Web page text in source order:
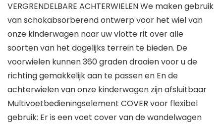
VERGRENDELBARE ACHTERWIELEN We maken gebruik
van schokabsorberend ontwerp voor het wiel van
onze kinderwagen naar uw vlotte rit over alle
soorten van het dagelijks terrein te bieden. De
voorwielen kunnen 360 graden draaien voor u de
richting gemakkelijk aan te passen en En de
achterwielen van onze kinderwagen zijn afsluitbaar
Multivoetbedieningselement COVER voor flexibel
gebruik: Er is een voet cover van de wandelwagen